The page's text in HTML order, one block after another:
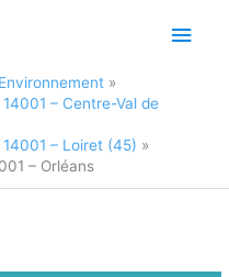
– Centre-Val de
– Loiret (45)
– Orléans